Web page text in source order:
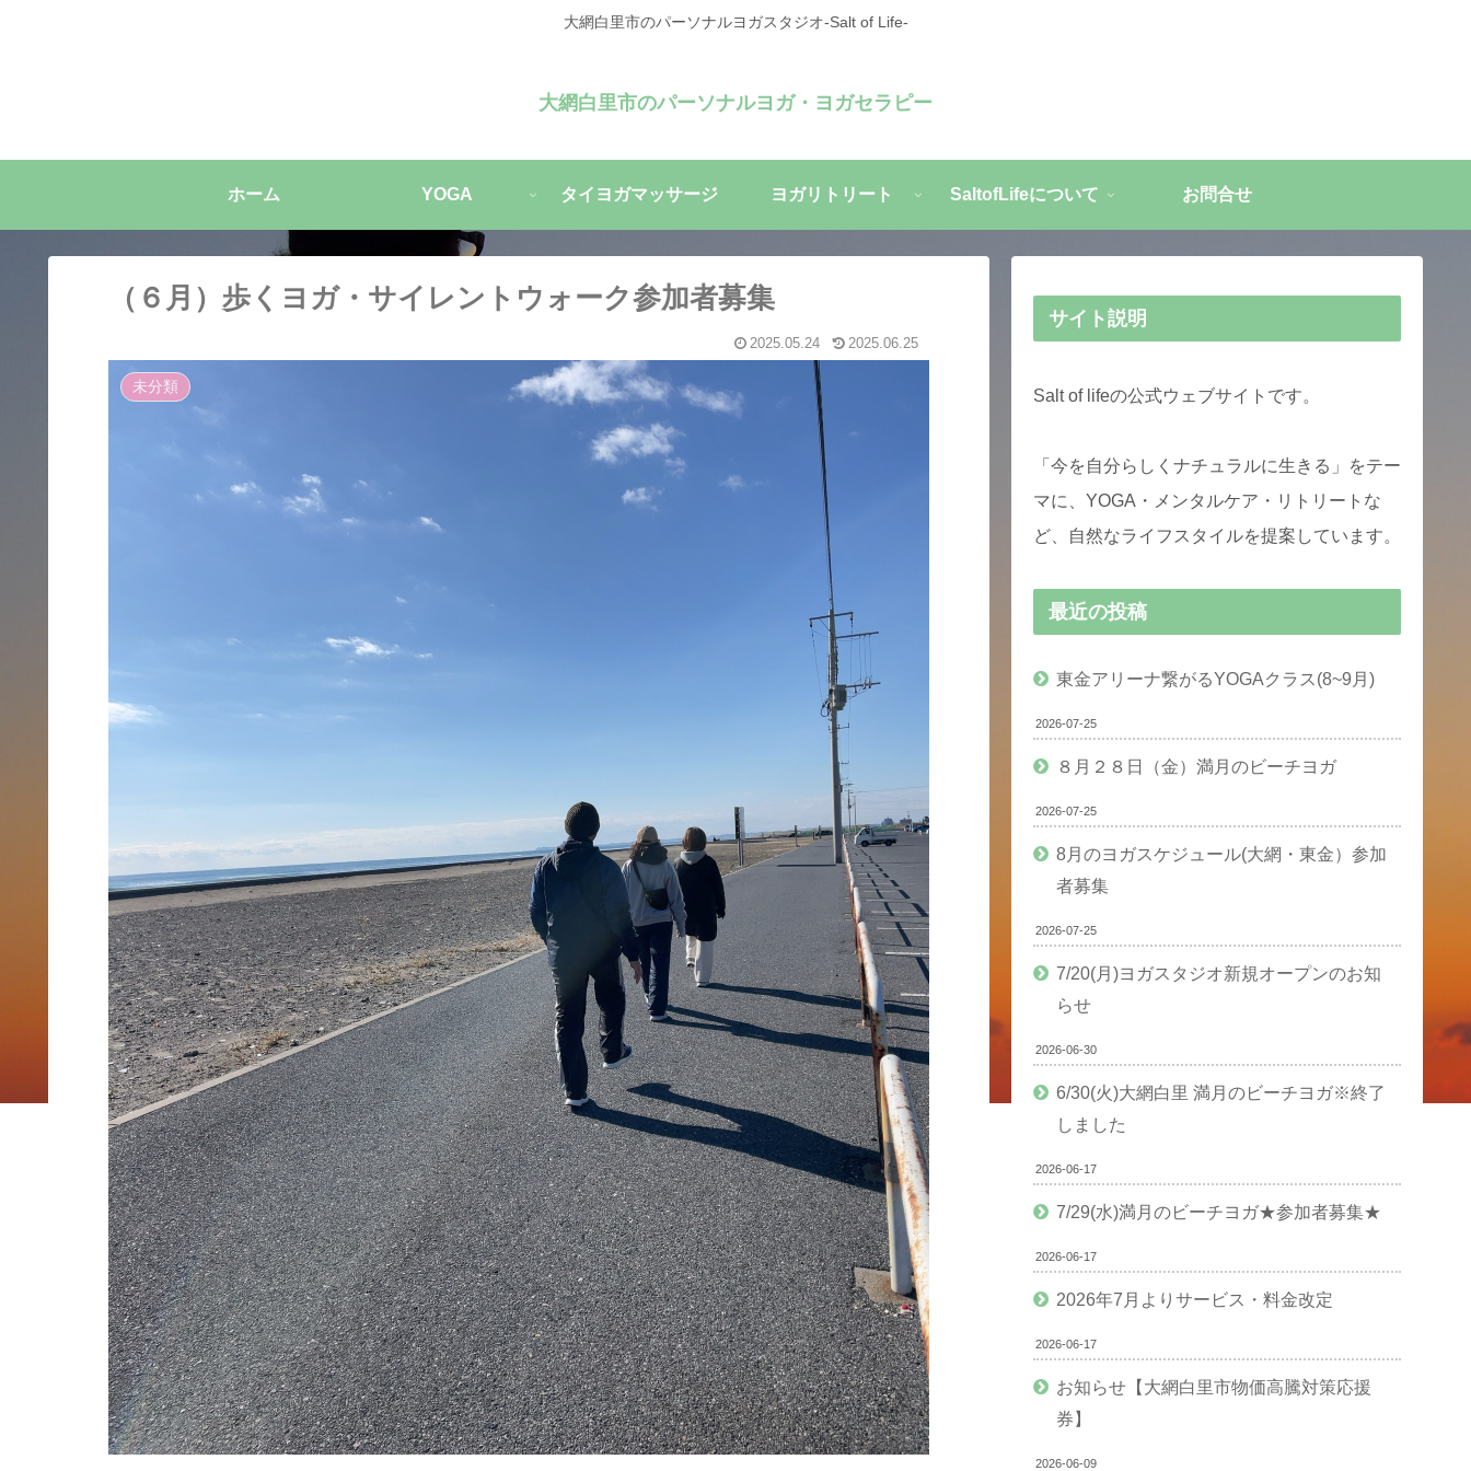
大網白里市のパーソナルヨガスタジオ-Salt of Life-
大網白里市のパーソナルヨガ・ヨガセラピー
ホーム YOGA タイヨガマッサージ ヨガリトリート SaltofLifeについて お問合せ
（６月）歩くヨガ・サイレントウォーク参加者募集
2025.05.24 2025.06.25
未分類
サイト説明
Salt of lifeの公式ウェブサイトです。
「今を自分らしくナチュラルに生きる」をテー
マに、YOGA・メンタルケア・リトリートな
ど、自然なライフスタイルを提案しています。
最近の投稿
東金アリーナ繋がるYOGAクラス(8~9月)
2026-07-25
８月２８日（金）満月のビーチヨガ
2026-07-25
8月のヨガスケジュール(大網・東金）参加
者募集
2026-07-25
7/20(月)ヨガスタジオ新規オープンのお知
らせ
2026-06-30
6/30(火)大網白里 満月のビーチヨガ※終了
しました
2026-06-17
7/29(水)満月のビーチヨガ★参加者募集★
2026-06-17
2026年7月よりサービス・料金改定
2026-06-17
お知らせ【大網白里市物価高騰対策応援
券】
2026-06-09